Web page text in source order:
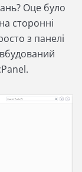
Оце було
сторонні
з панелі